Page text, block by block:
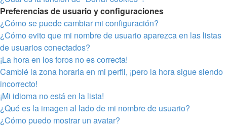
Preferencias de usuario y configuraciones
¿Cómo se puede cambiar mi configuración?
¿Cómo evito que mi nombre de usuario aparezca en las listas
de usuarios conectados?
¡La hora en los foros no es correcta!
Cambié la zona horaria en mi perfil, ¡pero la hora sigue siendo
incorrecto!
¡Mi idioma no está en la lista!
¿Qué es la imagen al lado de mi nombre de usuario?
¿Cómo puedo mostrar un avatar?